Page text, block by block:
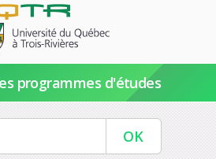
programmes d'études